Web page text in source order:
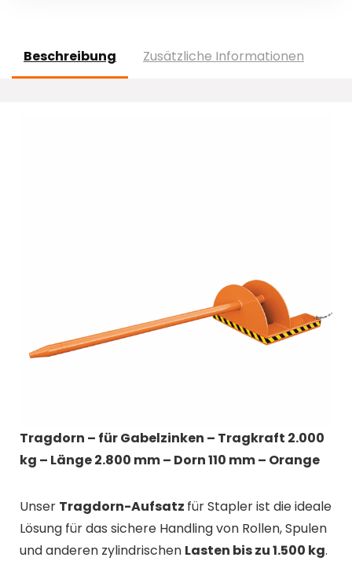
Beschreibung Zusätzliche Informationen
Tragdorn – für Gabelzinken – Tragkraft 2.000
kg – Länge 2.800 mm – Dorn 110 mm – Orange
Unser Tragdorn-Aufsatz für Stapler ist die ideale
Lösung für das sichere Handling von Rollen, Spulen
und anderen zylindrischen Lasten bis zu 1.500 kg.